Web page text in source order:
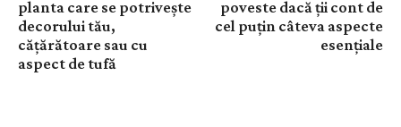
planta care se potrivește
decorului tău,
cățărătoare sau cu
aspect de tufă
poveste dacă ții cont de
cel puțin câteva aspecte
esențiale